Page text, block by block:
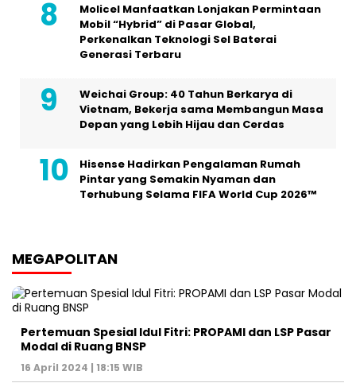
Molicel Manfaatkan Lonjakan Permintaan
Mobil “Hybrid” di Pasar Global,
Perkenalkan Teknologi Sel Baterai
Generasi Terbaru
Weichai Group: 40 Tahun Berkarya di
Vietnam, Bekerja sama Membangun Masa
Depan yang Lebih Hijau dan Cerdas
Hisense Hadirkan Pengalaman Rumah
Pintar yang Semakin Nyaman dan
Terhubung Selama FIFA World Cup 2026™
MEGAPOLITAN
Pertemuan Spesial Idul Fitri: PROPAMI dan LSP Pasar
Modal di Ruang BNSP
16 April 2024 | 18:15 WIB